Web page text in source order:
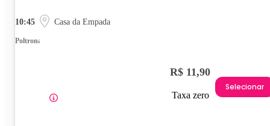
10:45 Casa da Empada
Poltrona
R$ 11,90
Taxa zero
Selecionar